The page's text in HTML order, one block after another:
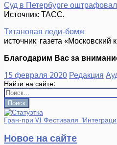
Суд в Петербурге
Источник: ТАСС.
Титановая леди-бомж
источник: газета
Благодарим Вас за
15 февраля 2020 Редакция
Найти на сайте:
Гран-при VI Фестиваля
Новое на сайте